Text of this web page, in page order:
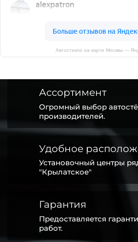
Автостекло на карте Москвы —
Ассортимент
Огромный выбор
производителей.
Удобное
Установочный центры
"Крылатское"
Гарантия
Предоставляется
работ.